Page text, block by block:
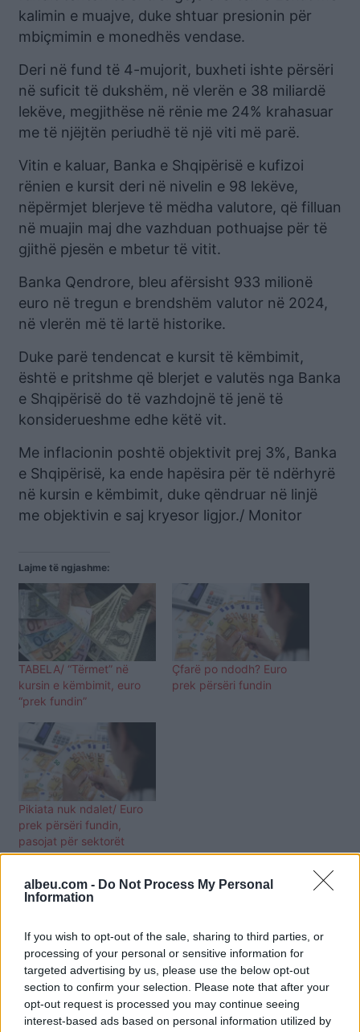
albeu.com - Do Not Process My Personal
Information
If you wish to opt-out of the sale, sharing to third parties, or
processing of your personal or sensitive information for
targeted advertising by us, please use the below opt-out
section to confirm your selection. Please note that after your
opt-out request is processed you may continue seeing
interest-based ads based on personal information utilized by
kalimin e muajve, duke shtuar presionin për
mbiçmimin e monedhës vendase.
Deri në fund të 4-mujorit, buxheti ishte përsëri
në suficit të dukshëm, në vlerën e 38 miliardë
lekëve, megjithëse në rënie me 24% krahasuar
me të njëjtën periudhë të një viti më parë.
Vitin e kaluar, Banka e Shqipërisë e kufizoi
rënien e kursit deri në nivelin e 98 lekëve,
nëpërmjet blerjeve të mëdha valutore, që filluan
në muajin maj dhe vazhduan pothuajse për të
gjithë pjesën e mbetur të vitit.
Banka Qendrore, bleu afërsisht 933 milionë
euro në tregun e brendshëm valutor në 2024,
në vlerën më të lartë historike.
Duke parë tendencat e kursit të këmbimit,
është e pritshme që blerjet e valutës nga Banka
e Shqipërisë do të vazhdojnë të jenë të
konsiderueshme edhe këtë vit.
Me inflacionin poshtë objektivit prej 3%, Banka
e Shqipërisë, ka ende hapësira për të ndërhyrë
në kursin e këmbimit, duke qëndruar në linjë
me objektivin e saj kryesor ligjor./ Monitor
Lajme të ngjashme:
TABELA/ “Tërmet” në
kursin e këmbimit, euro
“prek fundin”
Çfarë po ndodh? Euro
prek përsëri fundin
Pikiata nuk ndalet/ Euro
prek përsëri fundin,
pasojat për sektorët
eksportues